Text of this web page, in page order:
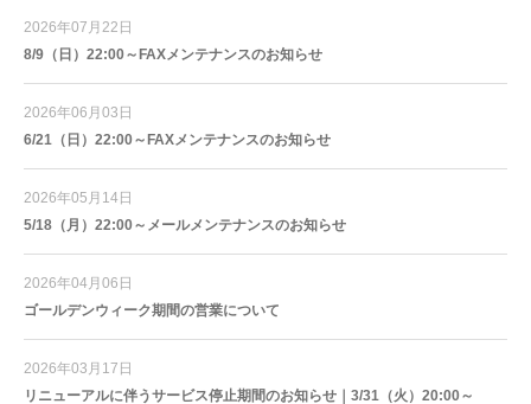
2026年07月22日
8/9（日）22:00～FAXメンテナンスのお知らせ
2026年06月03日
6/21（日）22:00～FAXメンテナンスのお知らせ
2026年05月14日
5/18（月）22:00～メールメンテナンスのお知らせ
2026年04月06日
ゴールデンウィーク期間の営業について
2026年03月17日
リニューアルに伴うサービス停止期間のお知らせ｜3/31（火）20:00～